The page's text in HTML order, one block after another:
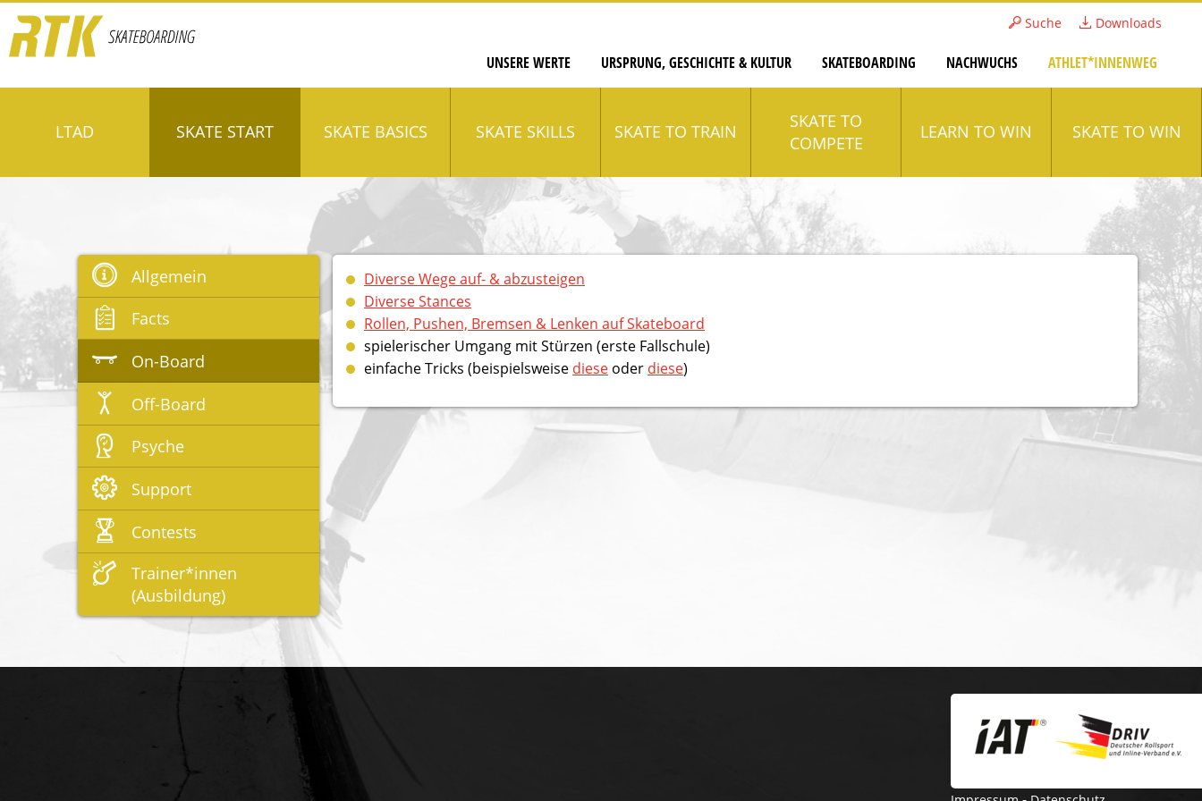
Suche Downloads
UNSERE WERTE URSPRUNG, GESCHICHTE & KULTUR SKATEBOARDING NACHWUCHS ATHLET*INNENWEG
LTAD SKATE START SKATE BASICS SKATE SKILLS SKATE TO TRAIN
SKATE TO
COMPETE
LEARN TO WIN SKATE TO WIN
Allgemein
Facts
On-Board
Off-Board
Psyche
Support
Contests
Trainer*innen
(Ausbildung)
Diverse Wege auf- & abzusteigen
Diverse Stances
Rollen, Pushen, Bremsen & Lenken auf Skateboard
spielerischer Umgang mit Stürzen (erste Fallschule)
einfache Tricks (beispielsweise diese oder diese)